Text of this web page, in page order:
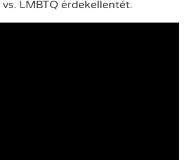
LMBTQ érdekellentét.